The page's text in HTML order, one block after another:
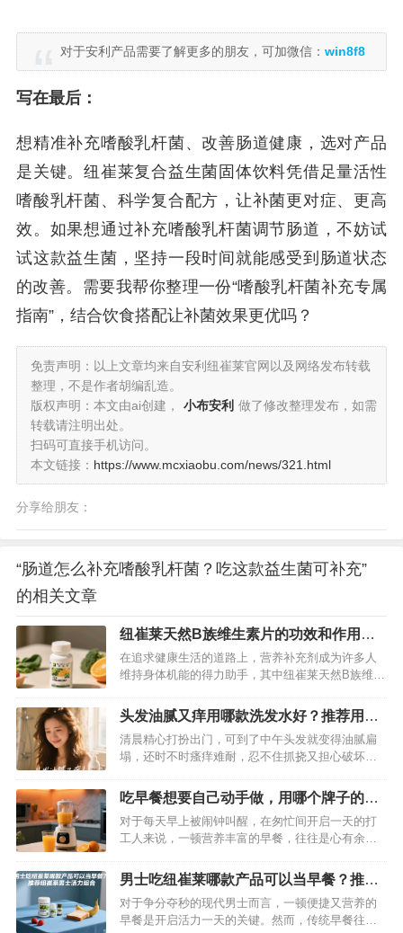
对于安利产品需要了解更多的朋友，可加微信： win8f8
写在最后：
想精准补充嗜酸乳杆菌、改善肠道健康，选对产品
是关键。纽崔莱复合益生菌固体饮料凭借足量活性
嗜酸乳杆菌、科学复合配方，让补菌更对症、更高
效。如果想通过补充嗜酸乳杆菌调节肠道，不妨试
试这款益生菌，坚持一段时间就能感受到肠道状态
的改善。需要我帮你整理一份“嗜酸乳杆菌补充专属
指南”，结合饮食搭配让补菌效果更优吗？
免责声明：以上文章均来自安利纽崔莱官网以及网络发布转载
整理，不是作者胡编乱造。
版权声明：本文由ai创建，
小布安利 做了修改整理发布，如需
转载请注明出处。
扫码可直接手机访问。
本文链接： https://www.mcxiaobu.com/news/321.html
分享给朋友：
“肠道怎么补充嗜酸乳杆菌？吃这款益生菌可补充”
的相关文章
纽崔莱天然B族维生素片的功效和作用有
哪些？为你深度揭秘
在追求健康生活的道路上，营养补充剂成为许多人
维持身体机能的得力助手，其中纽崔莱天然B族维生
它到底蕴含着怎样的能量，为人体健康保驾护航？
接下来就为你全方位解读。…
头发油腻又痒用哪款洗发水好？推荐用安
利丝婷洗发水有效解决
清晨精心打扮出门，可到了中午头发就变得油腻扁
塌，还时不时瘙痒难耐，忍不住抓挠又担心破坏发
被头发油腻、瘙痒问题困扰，别再盲目尝试各类洗
发水，安利丝婷洗发水或许能成为你的救星，从根
源解决头皮难题。…
吃早餐想要自己动手做，用哪个牌子的早
餐机做好？
对于每天早上被闹钟叫醒，在匆忙间开启一天的打
工人来说，一顿营养丰富的早餐，往往是心有余而
生问题；自己动手做，时间紧任务重，普通早餐机
功能单一，根本无法满足需求。别担心，今天就给
大家推荐一款早餐神器——纽崔莱三合一营养早餐
料理机，帮你轻松搞定早餐难题 。…
男士吃纽崔莱哪款产品可以当早餐？推荐
纽崔莱男士活力组合
对于争分夺秒的现代男士而言，一顿便捷又营养的
早餐是开启活力一天的关键。然而，传统早餐往往